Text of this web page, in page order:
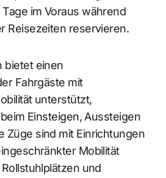
im Voraus während
Reisezeiten reservieren.
bietet einen
Fahrgäste mit
unterstützt,
Einsteigen, Aussteigen
Züge sind mit Einrichtungen
Mobilität
und